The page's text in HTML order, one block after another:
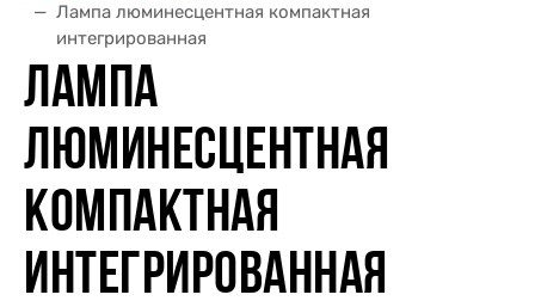
Лампа люминесцентная компактная
интегрированная
ЛАМПА
ЛЮМИНЕСЦЕНТНАЯ
КОМПАКТНАЯ
ИНТЕГРИРОВАННАЯ